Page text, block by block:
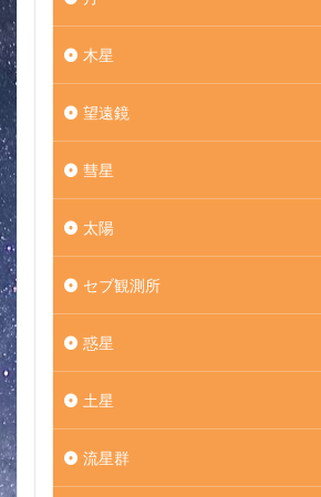
木星
望遠鏡
彗星
太陽
セブ観測所
惑星
土星
流星群